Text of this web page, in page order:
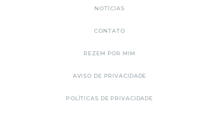
NOTÍCIAS
CONTATO
REZEM POR MIM
AVISO DE PRIVACIDADE
POLÍTICAS DE PRIVACIDADE